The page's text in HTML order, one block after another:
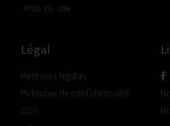
Plan du site
Légal
Mentions légales
Politique de confidentialité
CGV